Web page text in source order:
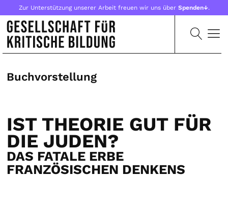
Zur Unterstützung unserer Arbeit freuen wir uns über Spenden↓.
Buchvorstellung
IST THEORIE GUT FÜR
DIE JUDEN?
DAS FATALE ERBE
FRANZÖSISCHEN DENKENS